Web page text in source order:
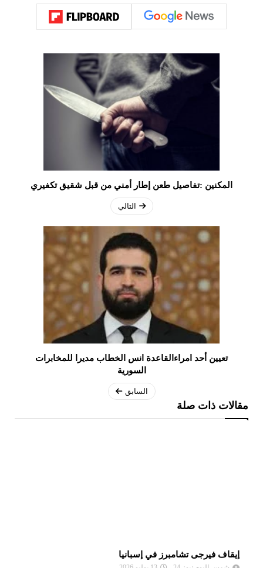
المكنين :تفاصيل طعن إطار أمني من قبل شقيق تكفيري
التالي
تعيين أحد امراءالقاعدة انس الخطاب مديرا للمخابرات
السورية
السابق
مقالات ذات صلة
إيقاف فيرجى تشامبرز في إسبانيا